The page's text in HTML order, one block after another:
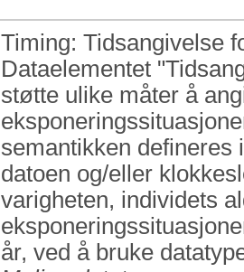
Timing: Tidsangivelse
Dataelementet
støtte ulike måter å
semantikken defineres
datoen og/eller
varigheten, individets
år, ved å bruke